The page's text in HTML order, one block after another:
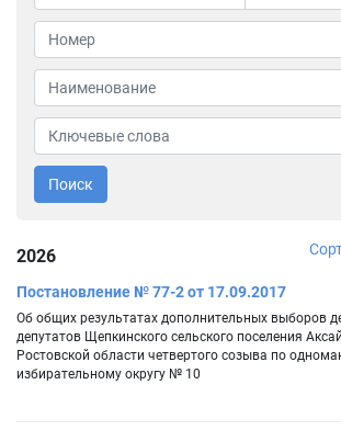
Поиск
2026
Постановление № 77-2 от 17.09.2017
Об общих результатах дополнительных выборов
депутатов Щепкинского сельского поселения
Ростовской области четвертого созыва по
избирательному округу № 10